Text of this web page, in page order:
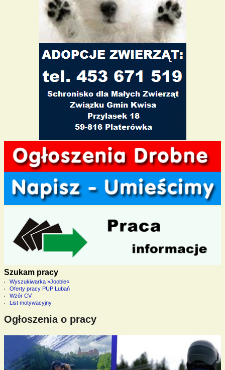
Szukam pracy
Wyszukiwarka »Jooble«
Oferty pracy PUP Lubań
Wzór CV
List motywacyjny
Ogłoszenia o pracy